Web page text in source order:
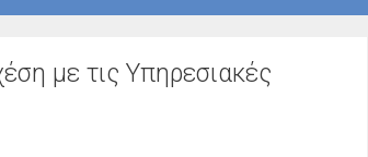
με τις Υπηρεσιακές